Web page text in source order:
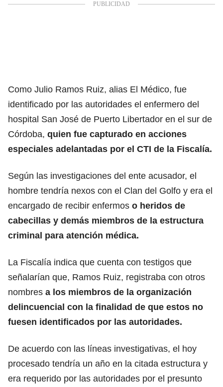
Como Julio Ramos Ruiz, alias El Médico, fue
identificado por las autoridades el enfermero del
hospital San José de Puerto Libertador en el sur de
Córdoba, quien fue capturado en acciones
especiales adelantadas por el CTI de la Fiscalía.
Según las investigaciones del ente acusador, el
hombre tendría nexos con el Clan del Golfo y era el
encargado de recibir enfermos o heridos de
cabecillas y demás miembros de la estructura
criminal para atención médica.
La Fiscalía indica que cuenta con testigos que
señalarían que, Ramos Ruiz, registraba con otros
nombres a los miembros de la organización
delincuencial con la finalidad de que estos no
fuesen identificados por las autoridades.
De acuerdo con las líneas investigativas, el hoy
procesado tendría un año en la citada estructura y
era requerido por las autoridades por el presunto